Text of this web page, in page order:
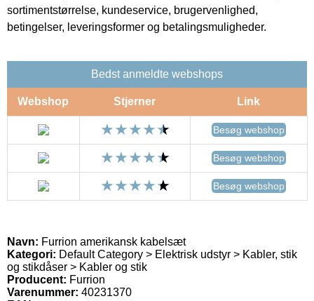
sortimentstørrelse, kundeservice, brugervenlighed,
betingelser, leveringsformer og betalingsmuligheder.
Bedst anmeldte webshops
Webshop Stjerner Link
Besøg webshop
Besøg webshop
Besøg webshop
Navn: Furrion amerikansk kabelsæt
Kategori: Default Category > Elektrisk udstyr > Kabler, stik
og stikdåser > Kabler og stik
Producent: Furrion
Varenummer: 40231370